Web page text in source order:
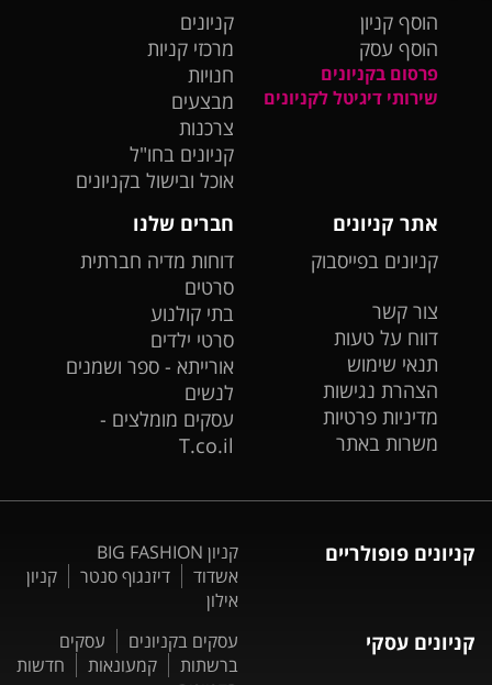
הוסף קניון
הוסף עסק
פרסום בקניונים
שירותי דיגיטל לקניונים
קניונים
מרכזי קניות
חנויות
מבצעים
צרכנות
קניונים בחו"ל
אוכל ובישול בקניונים
אתר קניונים
קניונים בפייסבוק
צור קשר
דווח על טעות
תנאי שימוש
הצהרת נגישות
מדיניות פרטיות
משרות באתר
חברים שלנו
דוחות מדיה חברתית
סרטים
בתי קולנוע
סרטי ילדים
אורייתא - ספר ושמנים
לנשים
עסקים מומלצים -
T.co.il
קניונים פופולריים
קניון BIG FASHION
אשדוד
דיזנגוף סנטר
קניון
אילון
קניונים עסקי עסקים בקניונים
עסקים
ברשתות
קמעונאות
חדשות